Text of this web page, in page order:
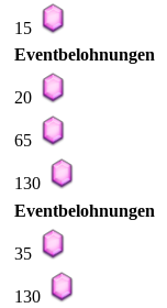
15
Eventbelohnungen
20
65
130
Eventbelohnungen
35
130